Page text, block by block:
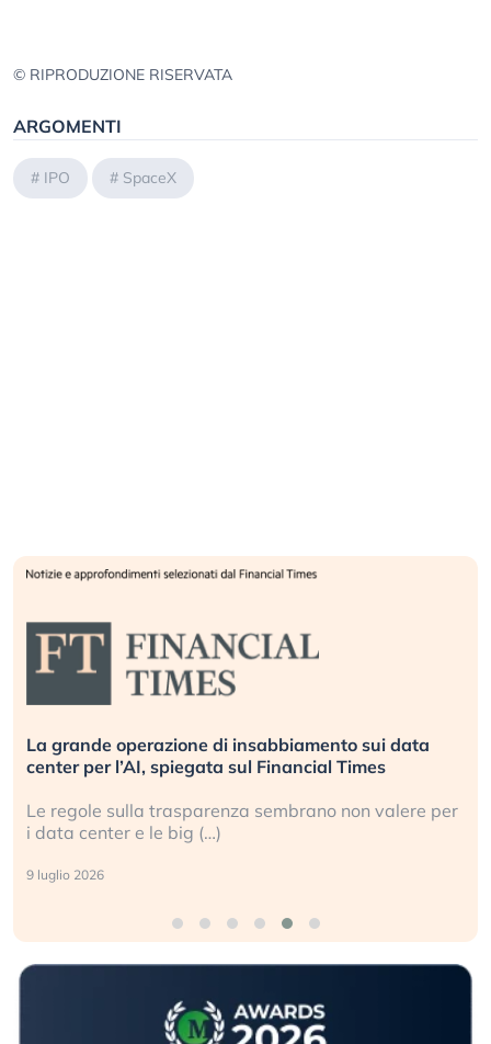
© RIPRODUZIONE RISERVATA
ARGOMENTI
# IPO # SpaceX
La grande operazione di insabbiamento sui data
center per l’AI, spiegata sul Financial Times
Le regole sulla trasparenza sembrano non valere per
i data center e le big (…)
9 luglio 2026